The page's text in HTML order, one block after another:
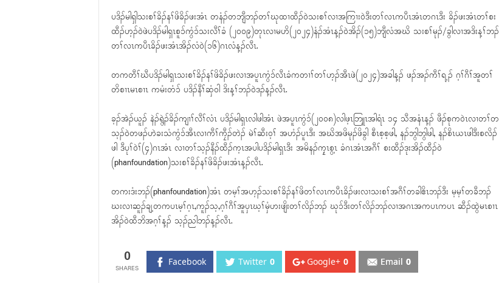
ပဒိၣ်မါရှါသးစၢ်ခိၣ်နၢ်ဖိခိၣ်ဖးအံၤ တနံၣ်တဘျီဘၣ်တၢ်ဃုထၢထီၣ်ဝဲသးစၢ်လၢအကြၢးဝဲဒီးတၢ်လၤကပီၤအံၤတဂၤဒီး ခိၣ်ဖးအံၤတၢ်စး
ထီၣ်ဟ့ၣ်ဝဲဖဲပဒိၣ်မါရှၤစူၥ်ကွံၥ်သးလီၢ်ခံ (၂၀၀၉)တုၤလၢမဟိ(၂၀၂၄)နံၣ်အံၤန့ၣ်ဝဲအိၣ်(၁၅)ဘျီလံအဃိ သးစၢ်မုၣ်/ခွါလၢအဒိးန့ၢ်ဘၣ်
တၢ်လၤကပီၤခိၣ်ဖးအံၤအိၣ်လံဝဲ(၁၆)ဂၤလံန့ၣ်လီၤ.
တကတီၢ်ဃီပဒိၣ်မါရှၤသးစၢ်ခိၣ်နၢ်ဖိခိၣ်ဖးလၢအပူၤကွံၥ်လီၤခံကတၢၢ်တၢ်ဟ့ၣ်အီၤဖဲ(၂၀၂၄)အခါန့ၣ် ဖၣ်အၣ်ကီၢ်ရ့ၣ် ဂ့ၢ်ဂီၢ်အူတၢ်
တိစၢၤမၤစၢၤ ကမံးတံၥ် ပဒိၣ်နီၢ်ဆှံဝါ ဒိးန့ၢ်ဘၣ်ဝဲဒၣ်န့ၣ်လီၤ.
ခ့ၣ်အဲၣ်ယူၣ် နဲၣ်ရွဲၣ်ခိၣ်ကျၢၢ်လီၢ်လံၤ ပဒိၣ်မါရှၤလါဖါအံၤ ဖဲအပူၤကွံၥ်(၂၀၀၈)လါဖ့ၤဘြူၤအါရံၤ ၁၄ သီအနံၤန့ၣ် ဖီၣ်စုကဝဲၤလၢတၢ်တ
သ့ၣ်ဝဲတဖၣ်ဟဲခးသံကွံၥ်အီၤလၢကီၢ်ကၠီၣ်တဲၣ် မဲၢ်ဆီးဝ့ၢ် အဟံၣ်ပူၤဒီး အဃိအဖိမုၣ်ဖိခွါ စီၤစ့စ့ဖါ, နၣ်ဘွါဘွါဖါ, နၣ်စိၤယၤဖါဒီးစလိၣ်
ဖါ ဒီပုၢ်ဝဲၢ်(၄)ဂၤအံၤ လၢတၢ်သ့ၣ်နီၣ်ထီၣ်က့ၤအပါပဒိၣ်မါရှၤဒီး အမိနၣ်ကၠ့ၤစွ့ၤ ခံဂၤအံၤအဂီၢ် စးထီၣ်ဒုးအိၣ်ထီၣ်ဝဲ
(phanfoundation)သးစၢ်ခိၣ်နၢ်ဖိခိၣ်ဖးအံၤန့ၣ်လီၤ.
တကးဒံးဘၣ်(phanfoundation)အံၤ တမ့ၢ်အဟ့ၣ်သးစၢ်ခိၣ်နၢ်ဖိတၢ်လၤကပီၤခိၣ်ဖးလၢသးစၢ်အဂီၢ်တခါဧိၤဘၣ်ဒီး မ့မ့ၢ်တခီဘၣ်
ဃးလၢဆူၣ်ချ့တကပၤမ့ၢ်ဂ့ၤ,ကူၣ်သ့,ဂ့ၢ်ဂီၢ်အူပှၤဃ့ၢ်မှံဟးဖျိးတၢ်လိၣ်ဘၣ် ဃုၥ်ဒီးတၢ်လိၣ်ဘၣ်လၢအဂၤအကပၤကပၤ ဆီၣ်ထွဲမၤစၢၤ
အိၣ်ဝဲထီဘိအဂ့ၢ်န့ၣ် သ့ၣ်ညါဘၣ်န့ၣ်လီၤ.
0 Facebook Twitter 0 Google+ 0 Email 0